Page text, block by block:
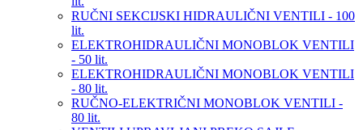
RUČNI SEKCIJSKI HIDRAULIČNI VENTILI - 100
lit.
ELEKTROHIDRAULIČNI MONOBLOK VENTILI
- 50 lit.
ELEKTROHIDRAULIČNI MONOBLOK VENTILI
- 80 lit.
RUČNO-ELEKTRIČNI MONOBLOK VENTILI -
80 lit.